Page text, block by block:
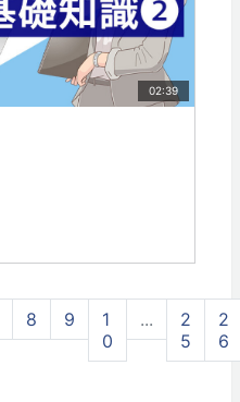
02:39
8 9
1
0
...
2
5
2
6